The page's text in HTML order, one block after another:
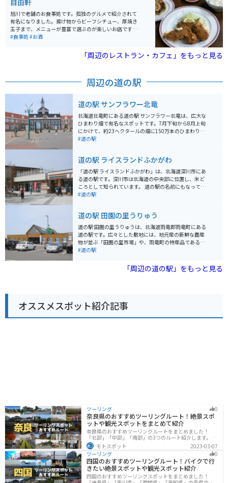
のは7月上旬から中旬です。 入園料: 嬉しいことに入園は
できます。 アクセス: 旭川や札幌からも車でアクセスし
やすく、道の駅「ちっぷべつ」からもすぐ近くです。
広々とした無料駐車場: 園内には広めの無料駐車場が完備
されています。
旭川で老舗のお食事処です。孤独のグルメで紹介されて
有名になりました。揚げ物からビーフシチュー、厚焼き
玉子まで、メニューが豊富で選ぶのが楽しいお店です。
店内は広くなく、人気店なので開店時を狙うことをオス
#食事処 #お酒
「周辺のレストラン・カフェ」をもっと見る
周辺の道の駅
道の駅 サンフラワー北竜
北海道北竜町にある道の駅 サンフラワー北竜は、広大な
ひまわり畑で有名なスポットです。7月下旬から8月上旬
にかけて、約23ヘクタールの畑に150万本のひまわりが
咲き乱れる風景は圧巻で、夏の北海道を代表する絶景と
を使った特産品などを購入できます。ひまわりソフトク
リームも人気です。また、ひまわりの種や苗なども販売
しており、お土産に最適です。 バイクで訪れる場合、駐
車場も広々としているので安心です。周辺には、ひまわ
り畑を眺めながら走れる道もあり、ツーリングにも最適
#道の駅
道の駅 ライスランドふかがわ
「道の駅 ライスランドふかがわ」は、北海道深川市にあ
る道の駅です。深川市は北海道の中央部に位置し、米ど
ころとして知られています。 道の駅の名前にもなってい
る通り、お米が有名で、併設されている「深川市農産物
めても美味しいと評判なので、お土産に最適です。 ま
た、道の駅には、レストランや軽食コーナーがあり、地
元の食材を使った料理を楽しむことができます。深川産
の米粉を使ったパンやスイーツも人気です。バイクで訪
れた際には、駐車場も広々としているので安心です。 周
パークゴルフ場や遊歩道が整備されており、自然を楽し
#道の駅
道の駅 田園の里うりゅう
道の駅 田園の里うりゅうは、北海道雨竜郡雨竜町にある
道の駅です。広々とした敷地には、地元産の新鮮な農産
物が並ぶ「田園の里市場」や、雨竜町の特産品であるそ
ばや米粉を使ったパンが味わえる「レストラン風車」な
で、お昼時には多くの人で賑わいます。また、併設され
ている「うりゅう木工芸館」では、地元産のカラマツを
田園風景を一望できます。道の駅には、広々とした駐車
場とトイレも完備されているので、ツーリングの休憩場
所としても最適です。 地元の名産品としては、米どころ
#道の駅
「周辺の道の駅」をもっと見る
オススメスポット紹介記事
ツーリング 0
奈良県のおすすめツーリングルート！絶景スポ
ットや観光スポットをまとめて紹介
奈良県のおすすめツーリングルートをまとめました！
「北部」「中部」「南部」の3つのルート紹介します。歴
史のある神社寺院が多数あり、自然豊かや山々、グルメ
を満喫するツーリングができます。バイクで奈良県にツ
ーリングに行く際は参考にしてください。
モトスポット
2023-03-07
ツーリング
0
四国のおすすめツーリングルート！バイクで行
きたい絶景スポットや観光スポット紹介
四国のおすすめツーリングスポットをまとめました！